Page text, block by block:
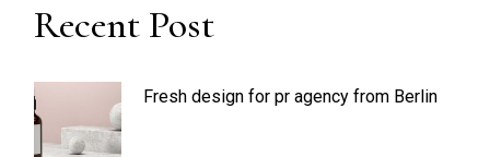
Recent Post
Fresh design for pr agency from Berlin